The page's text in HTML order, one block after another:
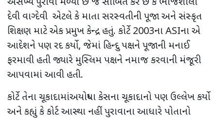
દેવી વાગ્દેવી એટલે કે માતા સરસ્વતીની પૂજા અને સંસ્કૃત
શિક્ષણ માટે એક પ્રમુખ કેન્દ્ર હતું. કોર્ટે 2003નાASIના એ
આદેશને પણ રદ કર્યો, જેમાં હિન્દુ પક્ષને પૂજાની મનાઈ
ફરમાવી હતી જ્યારે મુસ્લિમ પક્ષને નમાજ કરવાની મંજૂરી
આપવામાં આવી હતી.
કોર્ટે તેના ચૂકાદામાંઅયોધ્યા કેસના ચૂકાદાનો પણ ઉલ્લેખ કર્યો
અને કહ્યું કે કોર્ટ આસ્થા નહીં પુરાવાના આધારે પોતાનો